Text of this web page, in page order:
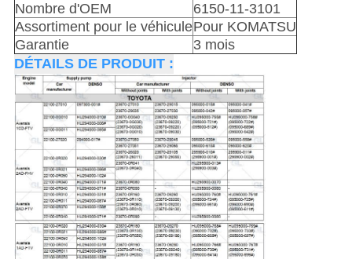
Nombre d'OEM
6150-11-3101
Assortiment pour le véhiculePour KOMATSU
Garantie
3 mois
DÉTAILS DE PRODUIT :